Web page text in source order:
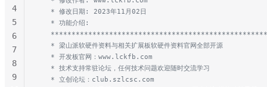
   * 修改日期: 2023年11月02日
   * 功能介绍:
   * 梁山派软硬件资料与相关扩展板软硬件资料官网全部开源
   * 开发板官网：www.lckfb.com
   * 技术支持常驻论坛，任何技术问题欢迎随时交流学习
   * 立创论坛：club.szlcsc.com
4
5
6
7
8
9